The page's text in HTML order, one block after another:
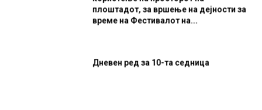
плоштадот, за вршење на дејности за
време на Фестивалот на...
Дневен ред за 10-та седница